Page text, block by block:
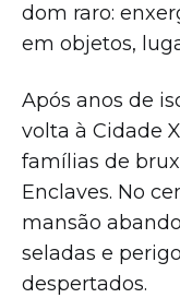
dom raro:
em objetos,
Após anos de
volta à Cidade
famílias de
Enclaves. No
mansão
seladas e
despertados.